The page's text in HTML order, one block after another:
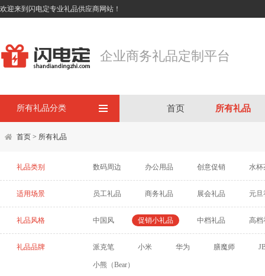
欢迎来到闪电定专业礼品供应商网站！
企业商务礼品定制平台
所有礼品分类 首页 所有礼品
首页 > 所有礼品
礼品类别 数码周边 办公用品 创意促销 水杯
适用场景 员工礼品 商务礼品 展会礼品 元旦
礼品风格 中国风 促销小礼品 中档礼品 高档
礼品品牌 派克笔 小米 华为 膳魔师
小熊（Bear）